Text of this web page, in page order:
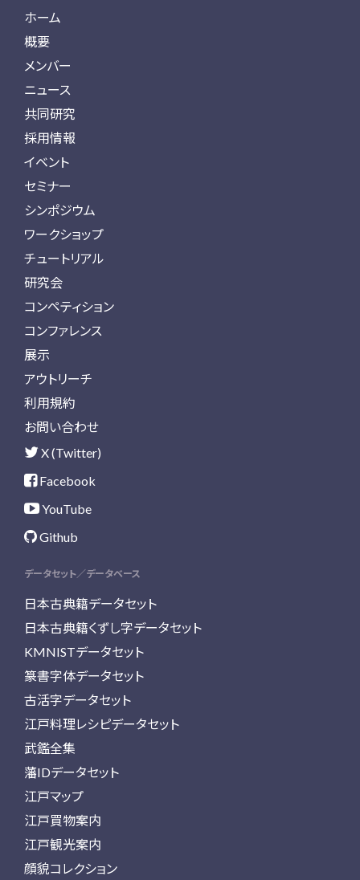
ホーム
概要
メンバー
ニュース
共同研究
採用情報
イベント
セミナー
シンポジウム
ワークショップ
チュートリアル
研究会
コンペティション
コンファレンス
展示
アウトリーチ
利用規約
お問い合わせ
X (Twitter)
Facebook
YouTube
Github
データセット／データベース
日本古典籍データセット
日本古典籍くずし字データセット
KMNISTデータセット
篆書字体データセット
古活字データセット
江戸料理レシピデータセット
武鑑全集
藩IDデータセット
江戸マップ
江戸買物案内
江戸観光案内
顔貌コレクション